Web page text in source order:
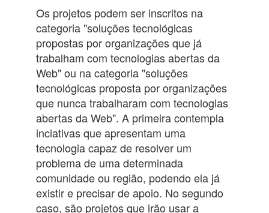
Os projetos podem ser inscritos na
categoria "soluções tecnológicas
propostas por organizações que já
trabalham com tecnologias abertas da
Web" ou na categoria "soluções
tecnológicas proposta por organizações
que nunca trabalharam com tecnologias
abertas da Web". A primeira contempla
inciativas que apresentam uma
tecnologia capaz de resolver um
problema de uma determinada
comunidade ou região, podendo ela já
existir e precisar de apoio. No segundo
caso, são projetos que irão usar a